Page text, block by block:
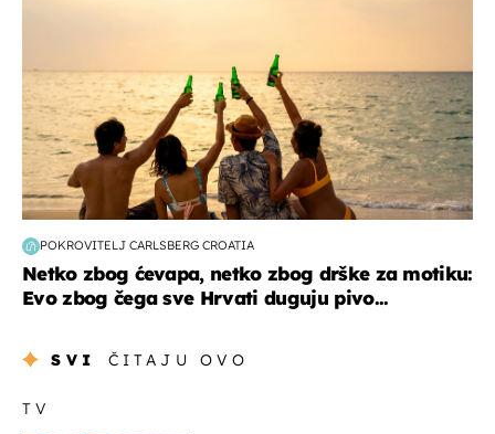
POKROVITELJ CARLSBERG CROATIA
Netko zbog ćevapa, netko zbog drške za motiku:
Evo zbog čega sve Hrvati duguju pivo...
SVI ČITAJU OVO
TV